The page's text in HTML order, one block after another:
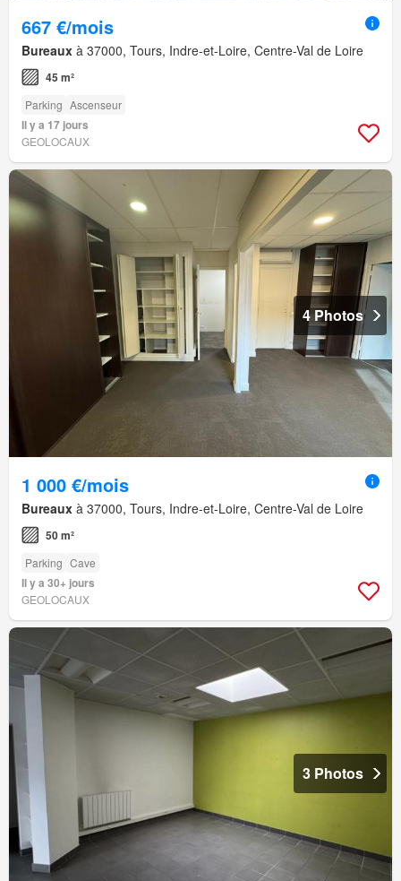
667 €/mois
Bureaux à 37000, Tours, Indre-et-Loire, Centre-Val de Loire
45 m²
Parking Ascenseur
Il y a 17 jours
GEOLOCAUX
4 Photos
1 000 €/mois
Bureaux à 37000, Tours, Indre-et-Loire, Centre-Val de Loire
50 m²
Parking Cave
Il y a 30+ jours
GEOLOCAUX
3 Photos